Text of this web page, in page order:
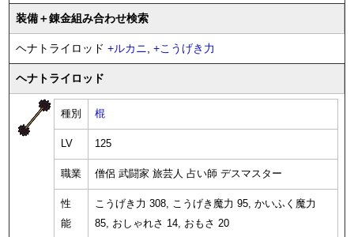
装備＋錬金組み合わせ検索
ヘナトライロッド +ルカニ, +こうげき力
ヘナトライロッド
種別 棍
LV 125
職業 僧侶 武闘家 旅芸人 占い師 デスマスター
性
能
こうげき力 308, こうげき魔力 95, かいふく魔力
85, おしゃれさ 14, おもさ 20